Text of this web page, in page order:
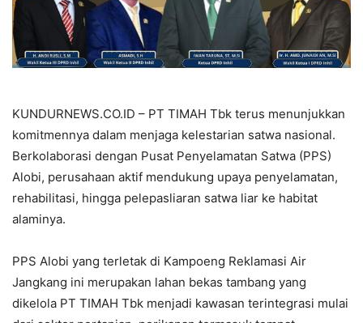
KUNDURNEWS.CO.ID – PT TIMAH Tbk terus menunjukkan
komitmennya dalam menjaga kelestarian satwa nasional.
Berkolaborasi dengan Pusat Penyelamatan Satwa (PPS)
Alobi, perusahaan aktif mendukung upaya penyelamatan,
rehabilitasi, hingga pelepasliaran satwa liar ke habitat
alaminya.
PPS Alobi yang terletak di Kampoeng Reklamasi Air
Jangkang ini merupakan lahan bekas tambang yang
dikelola PT TIMAH Tbk menjadi kawasan terintegrasi mulai